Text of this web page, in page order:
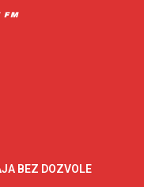
FM
BEZ DOZVOLE